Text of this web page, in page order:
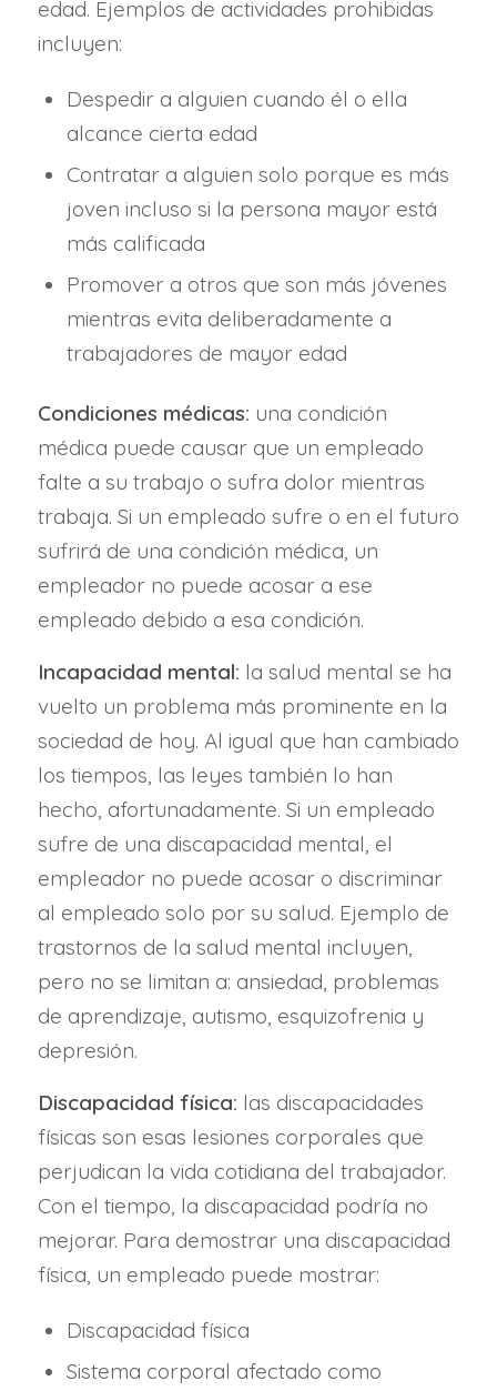
edad. Ejemplos de actividades prohibidas
incluyen:
Despedir a alguien cuando él o ella
alcance cierta edad
Contratar a alguien solo porque es más
joven incluso si la persona mayor está
más calificada
Promover a otros que son más jóvenes
mientras evita deliberadamente a
trabajadores de mayor edad
Condiciones médicas: una condición
médica puede causar que un empleado
falte a su trabajo o sufra dolor mientras
trabaja. Si un empleado sufre o en el futuro
sufrirá de una condición médica, un
empleador no puede acosar a ese
empleado debido a esa condición.
Incapacidad mental: la salud mental se ha
vuelto un problema más prominente en la
sociedad de hoy. Al igual que han cambiado
los tiempos, las leyes también lo han
hecho, afortunadamente. Si un empleado
sufre de una discapacidad mental, el
empleador no puede acosar o discriminar
al empleado solo por su salud. Ejemplo de
trastornos de la salud mental incluyen,
pero no se limitan a: ansiedad, problemas
de aprendizaje, autismo, esquizofrenia y
depresión.
Discapacidad física: las discapacidades
físicas son esas lesiones corporales que
perjudican la vida cotidiana del trabajador.
Con el tiempo, la discapacidad podría no
mejorar. Para demostrar una discapacidad
física, un empleado puede mostrar:
Discapacidad física
Sistema corporal afectado como